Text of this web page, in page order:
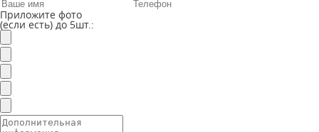
Приложите фото
(если есть) до 5шт.: